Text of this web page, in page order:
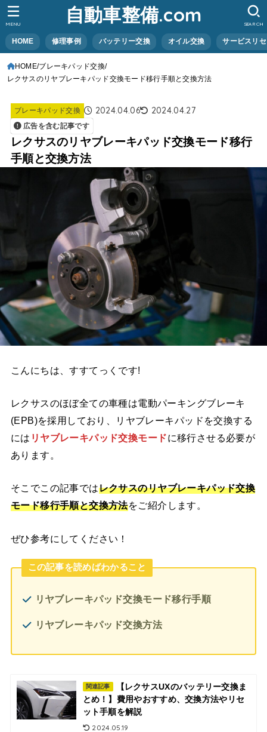
自動車整備.com
HOME 修理事例 バッテリー交換 オイル交換 サービスリ
SEARCH
MENU
HOME ブレーキパッド交換
レクサスのリヤブレーキパッド交換モード移行手順と交換方法
ブレーキパッド交換 2024.04.06 2024.04.27
広告を含む記事です
レクサスのリヤブレーキパッド交換モード移行
手順と交換方法
こんにちは、すすてっくです!
レクサスのほぼ全ての車種は電動パーキングブレーキ
(EPB)を採用しており、リヤブレーキパッドを交換する
には リヤブレーキパッド交換モードに移行させる必要が
あります。
そこでこの記事ではレクサスのリヤブレーキパッド交換
モード移行手順と交換方法をご紹介します。
ぜひ参考にしてください！
この記事を読めばわかること
リヤブレーキパッド交換モード移行手順
リヤブレーキパッド交換方法
関連記事
【レクサスUXのバッテリー交換ま
とめ！】費用やおすすめ、交換方法やリセ
ット手順を解説
2024.05.19